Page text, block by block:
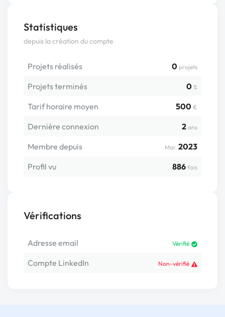
Statistiques
depuis la création du compte
Projets réalisés 0 projets
Projets terminés 0 %
Tarif horaire moyen 500 €
Dernière connexion 2 ans
Membre depuis Mar. 2023
Profil vu
886 fois
Vérifications
Adresse email Vérifié
Compte LinkedIn Non-vérifié